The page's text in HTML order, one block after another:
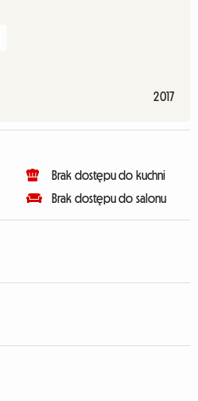
2017
Brak dostępu do kuchni
Brak dostępu do salonu